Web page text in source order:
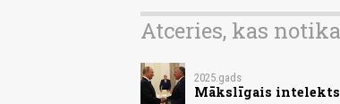
Atceries, kas
2025.gads
Mākslīgais intelekts